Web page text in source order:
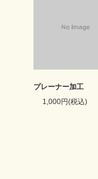
プレーナー加工
1,000円(税込)